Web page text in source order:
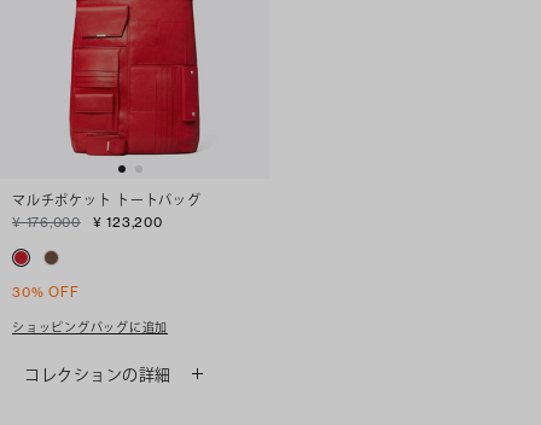
マルチポケット トートバッグ
¥ 176,000
¥ 123,200
30% OFF
ショッピングバッグに追加
コレクションの詳細